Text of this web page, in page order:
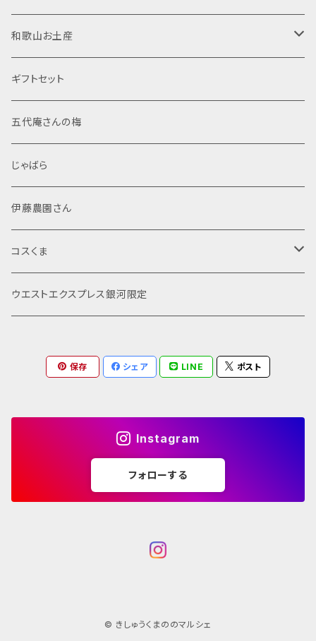
東農園 五代庵
ドレッシング
加工粉末
菓子
果汁飲料・ジュース
レトルト
海産物加工品
詰め合わせ
米
じゃばら
コーヒー
日本茶
その他お茶
吟醸酒
梅酒
焼酎
米焼酎
麦焼酎
スピリッツ
置物
那智黒石
布製品
般若心経
マスコット
文房具
般若心経
シール・ステッカー
線香
半袖Tシャツ
和歌山お土産
食品
菓子
酒類
その他
ギフトセット
五代庵さんの梅
じゃばら
伊藤農園さん
コスくま
食品
ウエストエクスプレス銀河限定
保存 シェア LINE ポスト
Instagram
フォローする
© きしゅうくまののマルシェ